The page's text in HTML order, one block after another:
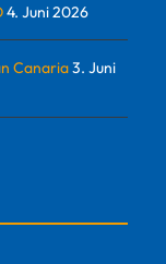
4. Juni 2026
Canaria3. Juni